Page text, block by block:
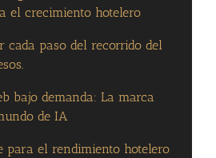
el crecimiento hotelero
cada paso del recorrido del
bajo demanda: La marca
de IA
para el rendimiento hotelero